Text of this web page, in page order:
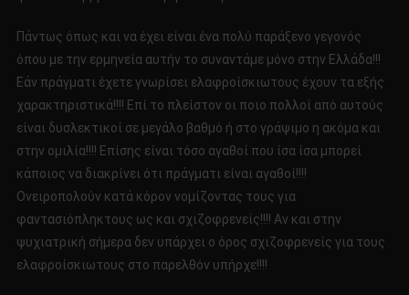
Πάντως όπως και να έχει είναι ένα πολύ παράξενο γεγονός
όπου με την ερμηνεία αυτήν το συναντάμε μόνο στην Ελλάδα!!!
Εάν πράγματι έχετε γνωρίσει ελαφροίσκιωτους έχουν τα εξής
χαρακτηριστικά!!!! Επί το πλείστον οι ποιο πολλοί από αυτούς
είναι δυσλεκτικοί σε μεγάλο βαθμό ή στο γράψιμο η ακόμα και
στην ομιλία!!!! Επίσης είναι τόσο αγαθοί που ίσα ίσα μπορεί
κάποιος να διακρίνει ότι πράγματι είναι αγαθοί!!!!
Ονειροπολούν κατά κόρον νομίζοντας τους για
φαντασιόπληκτους ως και σχιζοφρενείς!!!! Αν και στην
ψυχιατρική σήμερα δεν υπάρχει ο όρος σχιζοφρενείς για τους
ελαφροίσκιωτους στο παρελθόν υπήρχε!!!!